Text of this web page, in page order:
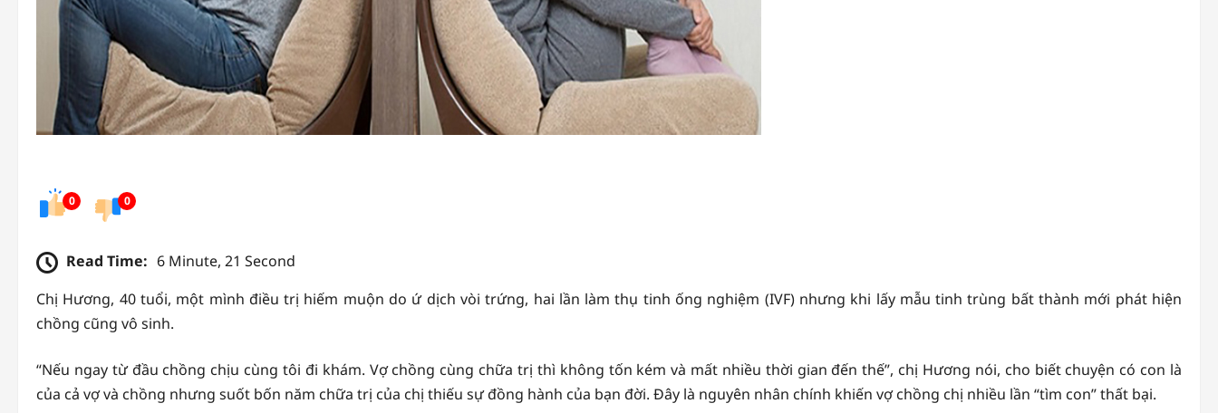
0 0
Read Time: 6 Minute, 21 Second
Chị Hương, 40 tuổi, một mình điều trị hiếm muộn do ứ dịch vòi trứng, hai lần làm thụ tinh ống nghiệm (IVF) nhưng khi lấy mẫu tinh trùng bất thành mới phát hiện
chồng cũng vô sinh.
“Nếu ngay từ đầu chồng chịu cùng tôi đi khám. Vợ chồng cùng chữa trị thì không tốn kém và mất nhiều thời gian đến thế”, chị Hương nói, cho biết chuyện có con là
của cả vợ và chồng nhưng suốt bốn năm chữa trị của chị thiếu sự đồng hành của bạn đời. Đây là nguyên nhân chính khiến vợ chồng chị nhiều lần “tìm con” thất bại.